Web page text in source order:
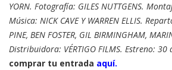
YORN. Fotografía: GILES NUTTGENS.
Música: NICK CAVE Y WARREN ELLIS.
PINE, BEN FOSTER, GIL BIRMINGHAM,
Distribuidora: VÉRTIGO FILMS. Estreno: 30
comprar tu entrada aquí.